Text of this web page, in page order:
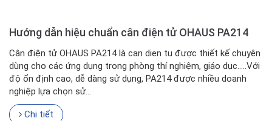
Hướng dẫn hiệu chuẩn cân điện tử OHAUS PA214
Cân điện tử OHAUS PA214 là can dien tu được thiết kế chuyên
dùng cho các ứng dụng trong phòng thí nghiệm, giáo dục.....Với
độ ổn định cao, dễ dàng sử dụng, PA214 được nhiều doanh
nghiệp lựa chọn sử...
Chi tiết